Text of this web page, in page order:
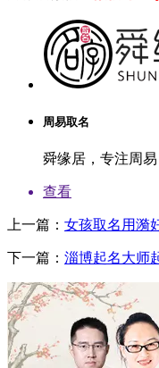
周易取名
舜缘居，专注周
查看
上一篇： 女孩取名用漪
下一篇： 淄博起名大师